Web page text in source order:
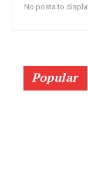
No posts to
Popular